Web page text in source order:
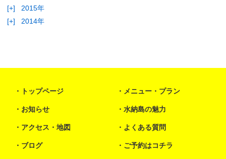
[+]
2015年
[+]
2014年
トップページ メニュー・プラン
お知らせ 水納島の魅力
アクセス・地図 よくある質問
ブログ ご予約はコチラ